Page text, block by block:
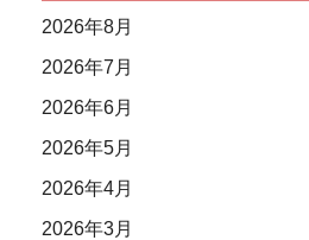
2026年8月
2026年7月
2026年6月
2026年5月
2026年4月
2026年3月